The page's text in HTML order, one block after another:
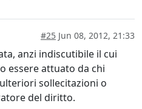
#25 Jun 08, 2012, 21:33
anzi indiscutibile il cui
essere attuato da chi
sollecitazioni o
del diritto.